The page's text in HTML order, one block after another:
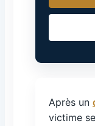
Après un
victime